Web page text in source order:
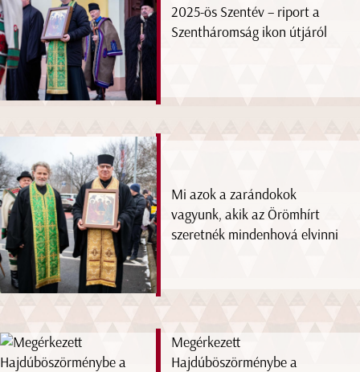
2025-ös Szentév – riport a
Szentháromság ikon útjáról
Mi azok a zarándokok
vagyunk, akik az Örömhírt
szeretnék mindenhová elvinni
Megérkezett
Hajdúböszörménybe a